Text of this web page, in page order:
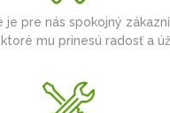
je pre nás spokojný
mu prinesú radosť a